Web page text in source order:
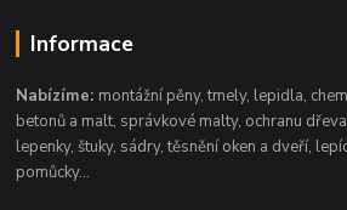
Informace
Nabízíme: montážní pěny, tmely, lepidla,
betonů a malt, správkové malty, ochranu
lepenky, štuky, sádry, těsnění oken a dveří,
pomůcky...